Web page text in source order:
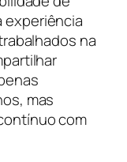
experiência
na
mas
com